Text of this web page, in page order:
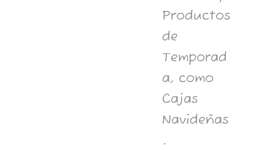
Productos
de
Temporad
a, como
Cajas
Navideñas
.